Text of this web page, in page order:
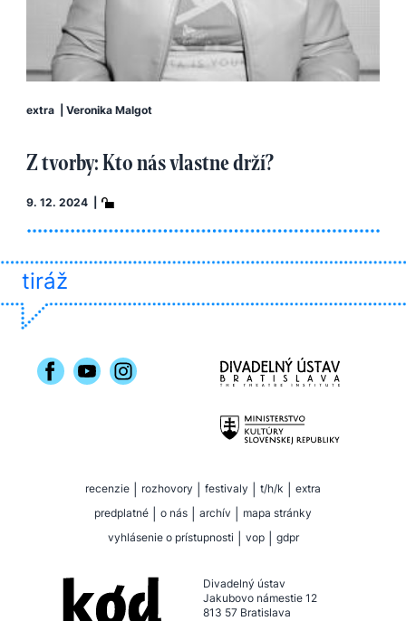
extra Veronika Malgot
Z tvorby: Kto nás vlastne drží?
9. 12. 2024 |
tiráž
recenzie rozhovory festivaly t/h/k
extra
predplatné
o nás archív
mapa stránky
vyhlásenie o prístupnosti
vop gdpr
Divadelný ústav
Jakubovo námestie 12
813 57 Bratislava